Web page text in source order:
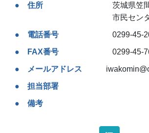
住所
茨城県笠
市民セン
電話番号 0299-45-
FAX番号 0299-45-
メールアドレス
担当部署
備考